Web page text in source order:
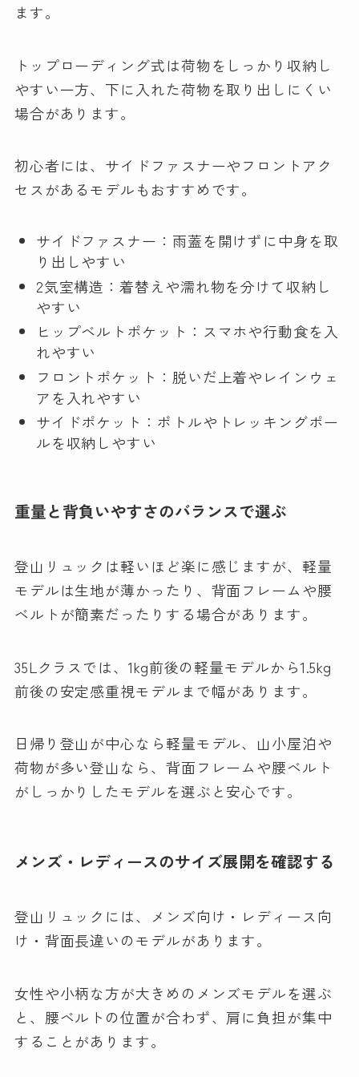
ます。
トップローディング式は荷物をしっかり収納し
やすい一方、下に入れた荷物を取り出しにくい
場合があります。
初心者には、サイドファスナーやフロントアク
セスがあるモデルもおすすめです。
サイドファスナー：雨蓋を開けずに中身を取
り出しやすい
2気室構造：着替えや濡れ物を分けて収納し
やすい
ヒップベルトポケット：スマホや行動食を入
れやすい
フロントポケット：脱いだ上着やレインウェ
アを入れやすい
サイドポケット：ボトルやトレッキングポー
ルを収納しやすい
重量と背負いやすさのバランスで選ぶ
登山リュックは軽いほど楽に感じますが、軽量
モデルは生地が薄かったり、背面フレームや腰
ベルトが簡素だったりする場合があります。
35Lクラスでは、1kg前後の軽量モデルから1.5kg
前後の安定感重視モデルまで幅があります。
日帰り登山が中心なら軽量モデル、山小屋泊や
荷物が多い登山なら、背面フレームや腰ベルト
がしっかりしたモデルを選ぶと安心です。
メンズ・レディースのサイズ展開を確認する
登山リュックには、メンズ向け・レディース向
け・背面長違いのモデルがあります。
女性や小柄な方が大きめのメンズモデルを選ぶ
と、腰ベルトの位置が合わず、肩に負担が集中
することがあります。